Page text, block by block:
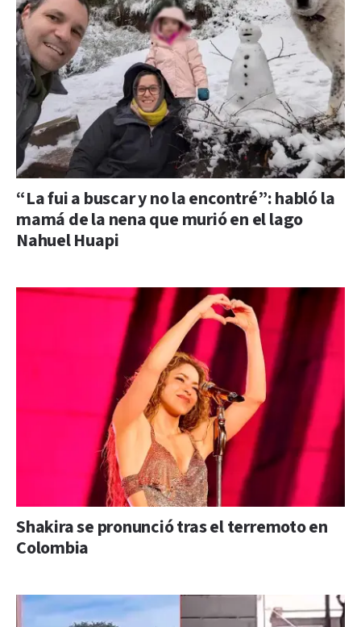
“La fui a buscar y no la encontré”: habló la
mamá de la nena que murió en el lago
Nahuel Huapi
Shakira se pronunció tras el terremoto en
Colombia